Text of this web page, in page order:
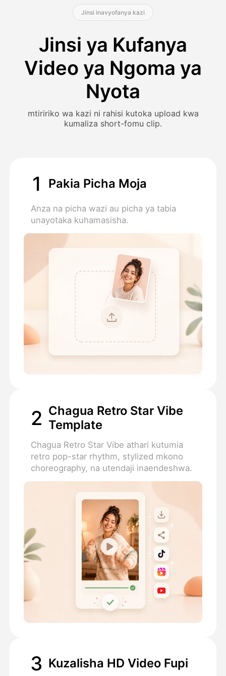
Jinsi inavyofanya kazi
Jinsi ya Kufanya
Video ya Ngoma ya
Nyota
mtiririko wa kazi ni rahisi kutoka upload kwa
kumaliza short-fomu clip.
1 Pakia Picha Moja
Anza na picha wazi au picha ya tabia
unayotaka kuhamasisha.
2 Chagua Retro Star Vibe
Template
Chagua Retro Star Vibe athari kutumia
retro pop-star rhythm, stylized mkono
choreography, na utendaji inaendeshwa.
3 Kuzalisha HD Video Fupi